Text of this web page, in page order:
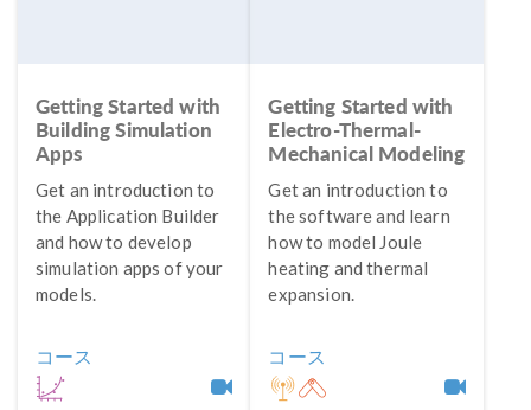
Getting Started with
Building Simulation
Apps
Get an introduction to
the Application Builder
and how to develop
simulation apps of your
models.
コース
Getting Started with
Electro-Thermal-
Mechanical Modeling
Get an introduction to
the software and learn
how to model Joule
heating and thermal
expansion.
コース